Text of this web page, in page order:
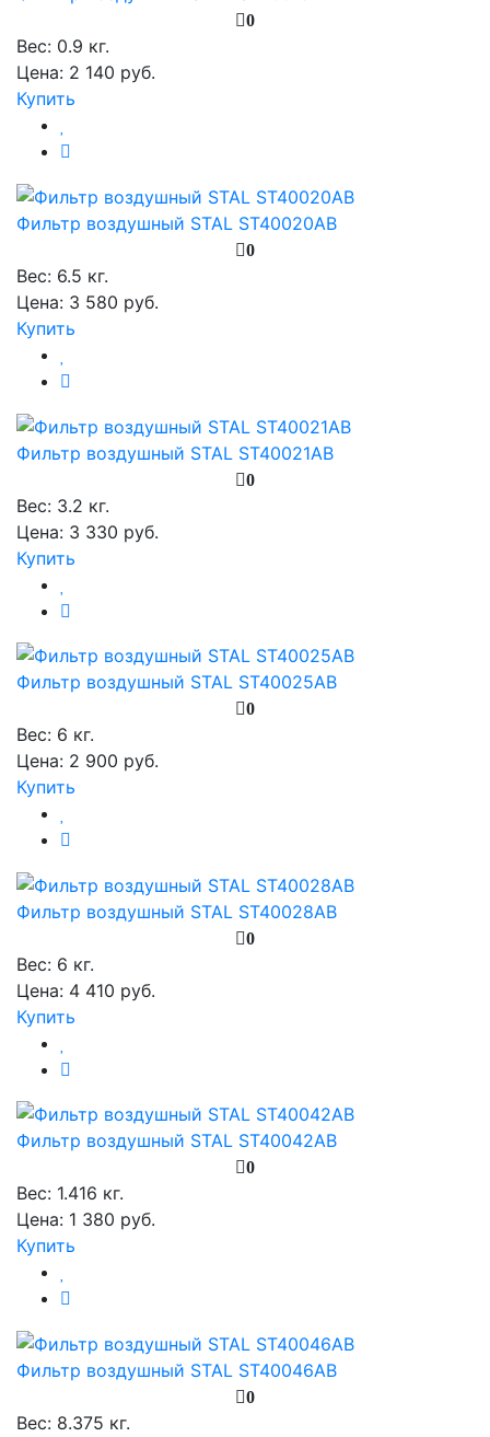
0
Вес: 0.9 кг.
Цена: 2 140 руб.
Купить
Фильтр воздушный STAL ST40020AB
0
Вес: 6.5 кг.
Цена: 3 580 руб.
Купить
Фильтр воздушный STAL ST40021AB
0
Вес: 3.2 кг.
Цена: 3 330 руб.
Купить
Фильтр воздушный STAL ST40025AB
0
Вес: 6 кг.
Цена: 2 900 руб.
Купить
Фильтр воздушный STAL ST40028AB
0
Вес: 6 кг.
Цена: 4 410 руб.
Купить
Фильтр воздушный STAL ST40042AB
0
Вес: 1.416 кг.
Цена: 1 380 руб.
Купить
Фильтр воздушный STAL ST40046AB
0
Вес: 8.375 кг.